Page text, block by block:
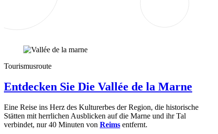
Tourismusroute
Entdecken Sie Die Vallée de la Marne
Eine Reise ins Herz des Kulturerbes der Region, die historische
Stätten mit herrlichen Ausblicken auf die Marne und ihr Tal
verbindet, nur 40 Minuten von Reims entfernt.